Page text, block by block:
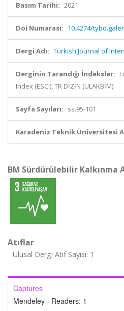
Basım Tarihi: 2021
Doi Numarası: 10.4274/
Dergi Adı: Turkish Journal of
Derginin Tarandığı İndeksler:
Index (ESCI), TR DİZİN (ULAKBİM)
Sayfa Sayıları: ss.95-101
Karadeniz Teknik Üniversitesi
BM Sürdürülebilir Kalkınma
Atıflar
Ulusal Dergi Atıf Sayısı: 1
Captures
Mendeley - Readers: 1